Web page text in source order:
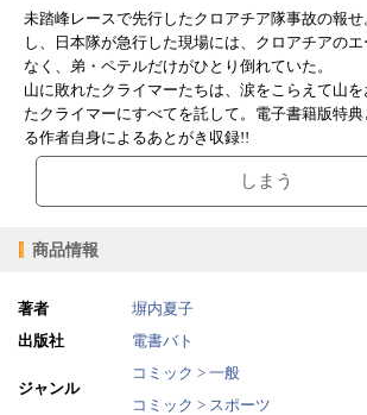
未踏峰レースで先行したクロアチア隊事故の報
し、日本隊が急行した現場には、クロアチアの
なく、弟・ペテルだけがひとり倒れていた。
山に敗れたクライマーたちは、涙をこらえて山
たクライマーにすべてを託して。電子書籍版特
る作者自身によるあとがき収録!!
しまう
商品情報
著者
塀内夏子
出版社
電書バト
ジャンル
コミック > 一般
コミック > スポーツ